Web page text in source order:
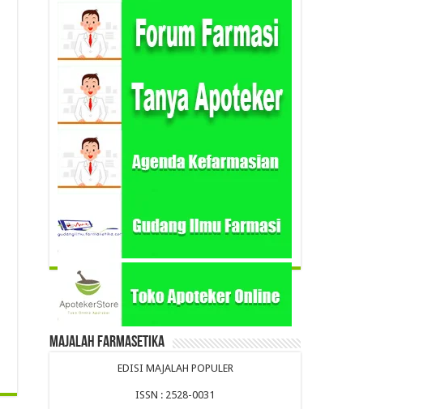
Majalah Farmasetika
EDISI MAJALAH POPULER
ISSN : 2528-0031